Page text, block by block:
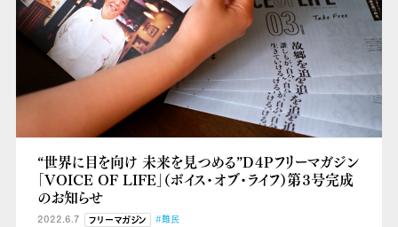
“世界に目を向け 未来を見つめる”D４Pフリーマガジン
「VOICE OF LIFE」（ボイス・オブ・ライフ）第３号完成
のお知らせ
2022.6.7 フリーマガジン #難民